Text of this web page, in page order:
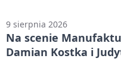
9 sierpnia 2026
Na scenie
Damian Kostka i